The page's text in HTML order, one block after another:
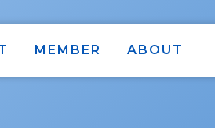
MEMBER ABOUT